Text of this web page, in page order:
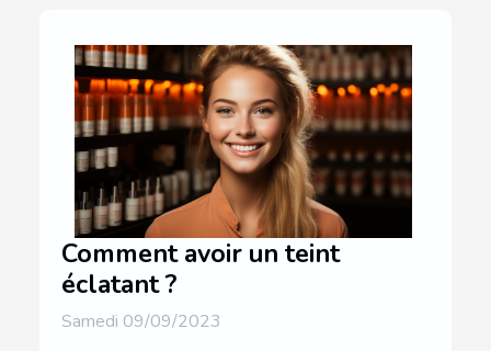
Comment avoir un teint
éclatant ?
Samedi 09/09/2023